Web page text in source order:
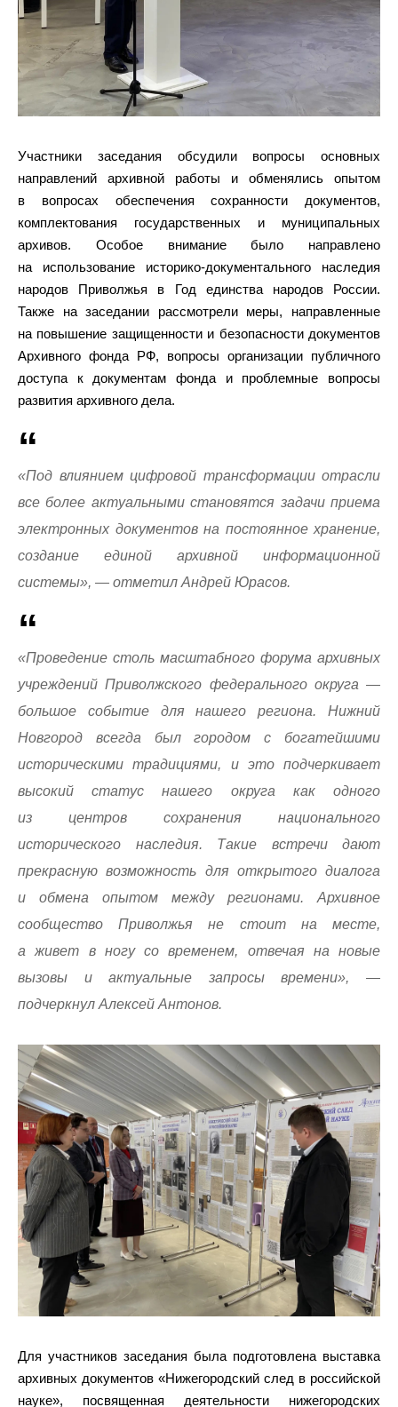
Участники заседания обсудили вопросы основных
направлений архивной работы и обменялись опытом
в вопросах обеспечения сохранности документов,
комплектования государственных и муниципальных
архивов. Особое внимание было направлено
на использование историко-документального наследия
народов Приволжья в Год единства народов России.
Также на заседании рассмотрели меры, направленные
на повышение защищенности и безопасности документов
Архивного фонда РФ, вопросы организации публичного
доступа к документам фонда и проблемные вопросы
развития архивного дела.
«Под влиянием цифровой трансформации отрасли
все более актуальными становятся задачи приема
электронных документов на постоянное хранение,
создание единой архивной информационной
системы», — отметил Андрей Юрасов.
«Проведение столь масштабного форума архивных
учреждений Приволжского федерального округа —
большое событие для нашего региона. Нижний
Новгород всегда был городом с богатейшими
историческими традициями, и это подчеркивает
высокий статус нашего округа как одного
из центров сохранения национального
исторического наследия. Такие встречи дают
прекрасную возможность для открытого диалога
и обмена опытом между регионами. Архивное
сообщество Приволжья не стоит на месте,
а живет в ногу со временем, отвечая на новые
вызовы и актуальные запросы времени», —
подчеркнул Алексей Антонов.
Для участников заседания была подготовлена выставка
архивных документов «Нижегородский след в российской
науке», посвященная деятельности нижегородских